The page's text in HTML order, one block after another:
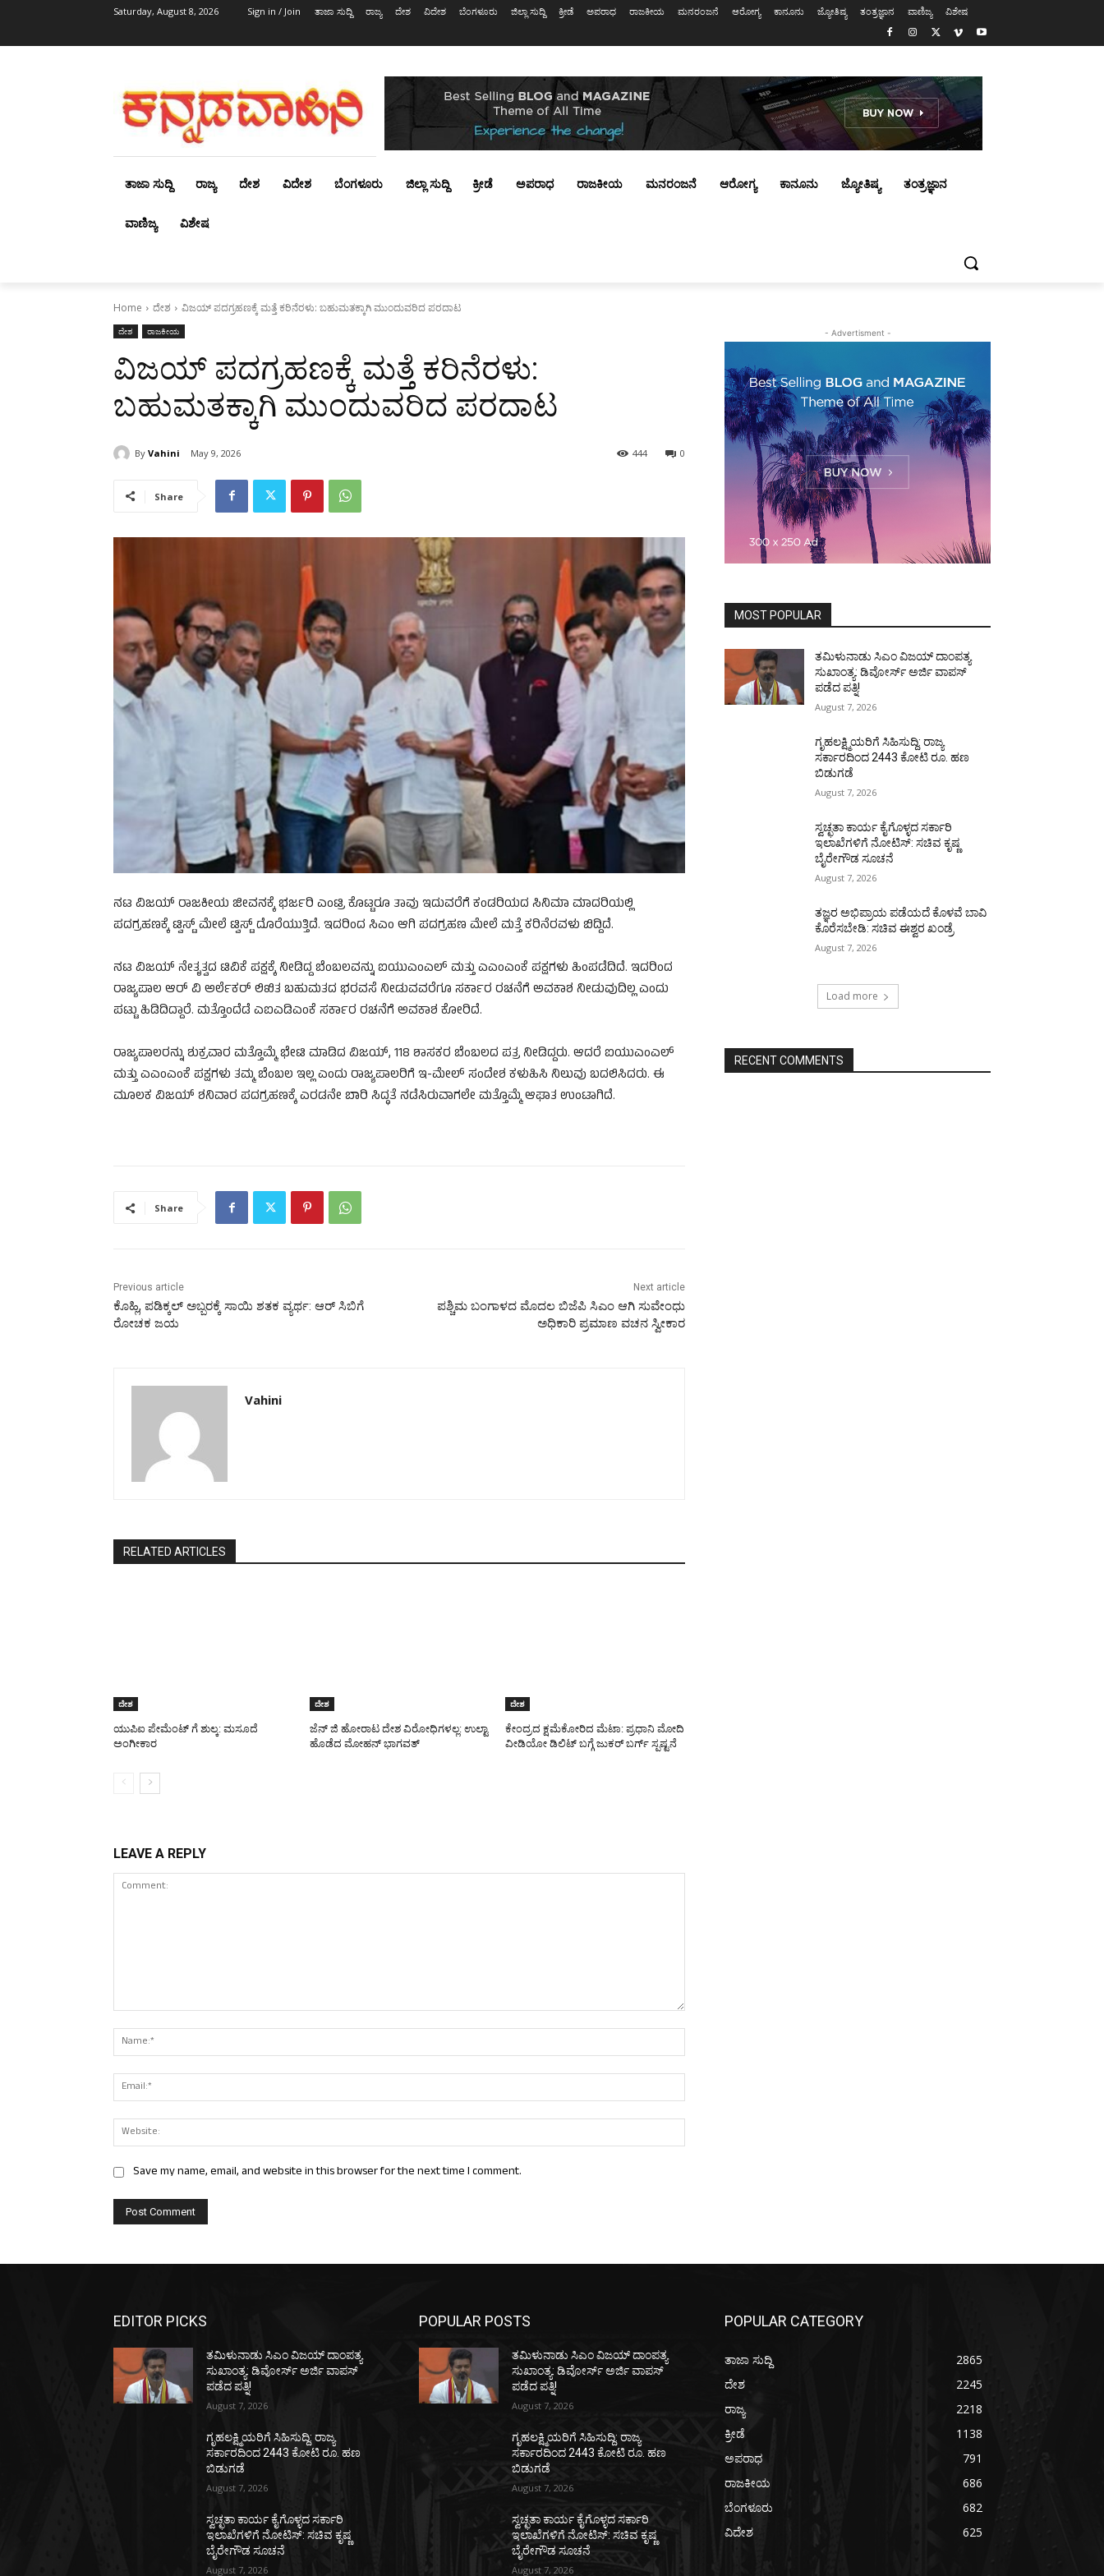
Saturday, August 8, 2026 Sign in / Join ತಾಜಾ ಸುದ್ದಿ ರಾಜ್ಯ ದೇಶ ವಿದೇಶ ಬೆಂಗಳೂರು ಜಿಲ್ಲಾ ಸುದ್ದಿ ಕ್ರೀಡೆ ಅಪರಾಧ ರಾಜಕೀಯ ಮನರಂಜನೆ ಆರೋಗ್ಯ ಕಾನೂನು ಜ್ಯೋತಿಷ್ಯ ತಂತ್ರಜ್ಞಾನ ವಾಣಿಜ್ಯ ವಿಶೇಷ
ತಾಜಾ ಸುದ್ದಿ ರಾಜ್ಯ ದೇಶ ವಿದೇಶ ಬೆಂಗಳೂರು ಜಿಲ್ಲಾ ಸುದ್ದಿ ಕ್ರೀಡೆ ಅಪರಾಧ ರಾಜಕೀಯ ಮನರಂಜನೆ ಆರೋಗ್ಯ ಕಾನೂನು ಜ್ಯೋತಿಷ್ಯ ತಂತ್ರಜ್ಞಾನ
ವಾಣಿಜ್ಯ ವಿಶೇಷ
Home ದೇಶ ವಿಜಯ್‌ ಪದಗ್ರಹಣಕ್ಕೆ ಮತ್ತೆ ಕರಿನೆರಳು: ಬಹುಮತಕ್ಕಾಗಿ ಮುಂದುವರಿದ ಪರದಾಟ
ದೇಶ ರಾಜಕೀಯ
ವಿಜಯ್‌ ಪದಗ್ರಹಣಕ್ಕೆ ಮತ್ತೆ ಕರಿನೆರಳು:
ಬಹುಮತಕ್ಕಾಗಿ ಮುಂದುವರಿದ ಪರದಾಟ
By Vahini May 9, 2026 0
444
Share
ನಟ ವಿಜಯ್‌ ರಾಜಕೀಯ ಜೀವನಕ್ಕೆ ಭರ್ಜರಿ ಎಂಟ್ರಿ ಕೊಟ್ಟರೂ ತಾವು ಇದುವರೆಗೆ ಕಂಡರಿಯದ ಸಿನಿಮಾ ಮಾದರಿಯಲ್ಲಿ
ಪದಗ್ರಹಣಕ್ಕೆ ಟ್ವಿಸ್ಟ್‌ ಮೇಲೆ ಟ್ವಿಸ್ಟ್‌ ದೊರೆಯುತ್ತಿದೆ. ಇದರಿಂದ ಸಿಎಂ ಆಗಿ ಪದಗ್ರಹಣ ಮೇಲೆ ಮತ್ತೆ ಕರಿನೆರವಳು ಬಿದ್ದಿದೆ.
ನಟ ವಿಜಯ್‌ ನೇತೃತ್ವದ ಟಿವಿಕೆ ಪಕ್ಷಕ್ಕೆ ನೀಡಿದ್ದ ಬೆಂಬಲವನ್ನು ಐಯುಎಂಎಲ್‌ ಮತ್ತು ಎಎಂಎಂಕೆ ಪಕ್ಷಗಳು ಹಿಂಪಡೆದಿದೆ. ಇದರಿಂದ
ರಾಜ್ಯಪಾಲ ಆರ್‌ ವಿ ಅರ್ಲೆಕರ್‌ ಲಿಖಿತ ಬಹುಮತದ ಭರವಸೆ ನೀಡುವವರೆಗೂ ಸರ್ಕಾರ ರಚನೆಗೆ ಅವಕಾಶ ನೀಡುವುದಿಲ್ಲ ಎಂದು
ಪಟ್ಟು ಹಿಡಿದಿದ್ದಾರೆ. ಮತ್ತೊಂದೆಡೆ ಎಐಎಡಿಎಂಕೆ ಸರ್ಕಾರ ರಚನೆಗೆ ಅವಕಾಶ ಕೋರಿದೆ.
ರಾಜ್ಯಪಾಲರನ್ನು ಶುಕ್ರವಾರ ಮತ್ತೊಮ್ಮೆ ಭೇಟಿ ಮಾಡಿದ ವಿಜಯ್‌, 118 ಶಾಸಕರ ಬೆಂಬಲದ ಪತ್ರ ನೀಡಿದ್ದರು. ಆದರೆ ಐಯುಎಂಎಲ್‌
ಮತ್ತು ಎಎಂಎಂಕೆ ಪಕ್ಷಗಳು ತಮ್ಮ ಬೆಂಬಲ ಇಲ್ಲ ಎಂದು ರಾಜ್ಯಪಾಲರಿಗೆ ಇ-ಮೇಲ್‌ ಸಂದೇಶ ಕಳುಹಿಸಿ ನಿಲುವು ಬದಲಿಸಿದರು. ಈ
ಮೂಲಕ ವಿಜಯ್‌ ಶನಿವಾರ ಪದಗ್ರಹಣಕ್ಕೆ ಎರಡನೇ ಬಾರಿ ಸಿದ್ಧತೆ ನಡೆಸಿರುವಾಗಲೇ ಮತ್ತೊಮ್ಮೆ ಆಘಾತ ಉಂಟಾಗಿದೆ.
Share
Previous article
ಕೊಹ್ಲಿ, ಪಡಿಕ್ಕಲ್‌ ಅಬ್ಬರಕ್ಕೆ ಸಾಯಿ ಶತಕ ವ್ಯರ್ಥ: ಆರ್‌ ಸಿಬಿಗೆ
ರೋಚಕ ಜಯ
Next article
ಪಶ್ಚಿಮ ಬಂಗಾಳದ ಮೊದಲ ಬಿಜೆಪಿ ಸಿಎಂ ಆಗಿ ಸುವೇಂಧು
ಅಧಿಕಾರಿ ಪ್ರಮಾಣ ವಚನ ಸ್ವೀಕಾರ
Vahini
RELATED ARTICLES
ದೇಶ
ಯುಪಿಐ ಪೇಮೆಂಟ್ ಗೆ ಶುಲ್ಕ: ಮಸೂದೆ
ಅಂಗೀಕಾರ
ದೇಶ
ಜೆನ್ ಜಿ ಹೋರಾಟ ದೇಶ ವಿರೋಧಿಗಳಲ್ಲ: ಉಲ್ಟಾ
ಹೊಡೆದ ಮೋಹನ್ ಭಾಗವತ್
ದೇಶ
ಕೇಂದ್ರದ ಕ್ಷಮೆಕೋರಿದ ಮೆಟಾ: ಪ್ರಧಾನಿ ಮೋದಿ
ವೀಡಿಯೋ ಡಿಲಿಟ್ ಬಗ್ಗೆ ಜುಕರ್ ಬರ್ಗ್ ಸ್ಪಷ್ಟನೆ
LEAVE A REPLY
Save my name, email, and website in this browser for the next time I comment.
- Advertisment -
MOST POPULAR
ತಮಿಳುನಾಡು ಸಿಎಂ ವಿಜಯ್‌ ದಾಂಪತ್ಯ
ಸುಖಾಂತ್ಯ: ಡಿವೋರ್ಸ್‌ ಅರ್ಜಿ ವಾಪಸ್‌
ಪಡೆದ ಪತ್ನಿ!
August 7, 2026
ಗೃಹಲಕ್ಷ್ಮಿಯರಿಗೆ ಸಿಹಿಸುದ್ದಿ: ರಾಜ್ಯ
ಸರ್ಕಾರದಿಂದ 2443 ಕೋಟಿ ರೂ. ಹಣ
ಬಿಡುಗಡೆ
August 7, 2026
ಸ್ವಚ್ಛತಾ ಕಾರ್ಯ ಕೈಗೊಳ್ಳದ ಸರ್ಕಾರಿ
ಇಲಾಖೆಗಳಿಗೆ ನೋಟಿಸ್: ಸಚಿವ ಕೃಷ್ಣ
ಬೈರೇಗೌಡ ಸೂಚನೆ
August 7, 2026
ತಜ್ಞರ ಅಭಿಪ್ರಾಯ ಪಡೆಯದೆ ಕೊಳವೆ ಬಾವಿ
ಕೊರೆಸಬೇಡಿ: ಸಚಿವ ಈಶ್ವರ ಖಂಡ್ರೆ
August 7, 2026
Load more
RECENT COMMENTS
EDITOR PICKS
ತಮಿಳುನಾಡು ಸಿಎಂ ವಿಜಯ್‌ ದಾಂಪತ್ಯ
ಸುಖಾಂತ್ಯ: ಡಿವೋರ್ಸ್‌ ಅರ್ಜಿ ವಾಪಸ್‌
ಪಡೆದ ಪತ್ನಿ!
August 7, 2026
ಗೃಹಲಕ್ಷ್ಮಿಯರಿಗೆ ಸಿಹಿಸುದ್ದಿ: ರಾಜ್ಯ
ಸರ್ಕಾರದಿಂದ 2443 ಕೋಟಿ ರೂ. ಹಣ
ಬಿಡುಗಡೆ
August 7, 2026
ಸ್ವಚ್ಛತಾ ಕಾರ್ಯ ಕೈಗೊಳ್ಳದ ಸರ್ಕಾರಿ
ಇಲಾಖೆಗಳಿಗೆ ನೋಟಿಸ್: ಸಚಿವ ಕೃಷ್ಣ
ಬೈರೇಗೌಡ ಸೂಚನೆ
August 7, 2026
POPULAR POSTS
ತಮಿಳುನಾಡು ಸಿಎಂ ವಿಜಯ್‌ ದಾಂಪತ್ಯ
ಸುಖಾಂತ್ಯ: ಡಿವೋರ್ಸ್‌ ಅರ್ಜಿ ವಾಪಸ್‌
ಪಡೆದ ಪತ್ನಿ!
August 7, 2026
ಗೃಹಲಕ್ಷ್ಮಿಯರಿಗೆ ಸಿಹಿಸುದ್ದಿ: ರಾಜ್ಯ
ಸರ್ಕಾರದಿಂದ 2443 ಕೋಟಿ ರೂ. ಹಣ
ಬಿಡುಗಡೆ
August 7, 2026
ಸ್ವಚ್ಛತಾ ಕಾರ್ಯ ಕೈಗೊಳ್ಳದ ಸರ್ಕಾರಿ
ಇಲಾಖೆಗಳಿಗೆ ನೋಟಿಸ್: ಸಚಿವ ಕೃಷ್ಣ
ಬೈರೇಗೌಡ ಸೂಚನೆ
August 7, 2026
POPULAR CATEGORY
ತಾಜಾ ಸುದ್ದಿ
2865
ದೇಶ
2245
ರಾಜ್ಯ
2218
ಕ್ರೀಡೆ
1138
ಅಪರಾಧ
791
ರಾಜಕೀಯ
686
ಬೆಂಗಳೂರು
682
ವಿದೇಶ
625